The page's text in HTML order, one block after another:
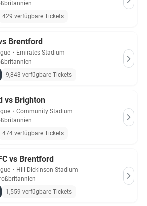
429 verfügbare Tickets
Brentford
・ Emirates Stadium
9,843 verfügbare Tickets
vs Brighton
・ Community Stadium
474 verfügbare Tickets
vs Brentford
・ Hill Dickinson Stadium
1,559 verfügbare Tickets